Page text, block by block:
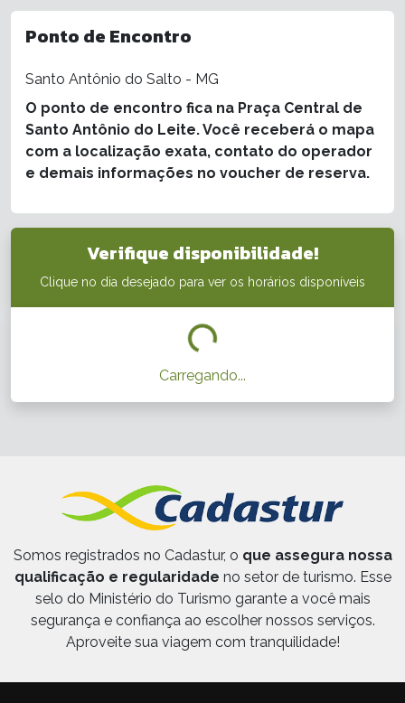
Ponto de Encontro
Santo Antônio do Salto - MG
O ponto de encontro fica na Praça Central de
Santo Antônio do Leite. Você receberá o mapa
com a localização exata, contato do operador
e demais informações no voucher de reserva.
Verifique disponibilidade!
Clique no dia desejado para ver os horários disponíveis
Carregando...
Somos registrados no Cadastur, o que assegura nossa
qualificação e regularidade no setor de turismo. Esse
selo do Ministério do Turismo garante a você mais
segurança e confiança ao escolher nossos serviços.
Aproveite sua viagem com tranquilidade!